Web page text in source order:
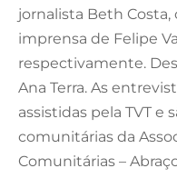
jornalista Beth Costa,
imprensa de Felipe
respectivamente.
Ana Terra. As
assistidas pela TVT e
comunitárias da
Comunitárias –